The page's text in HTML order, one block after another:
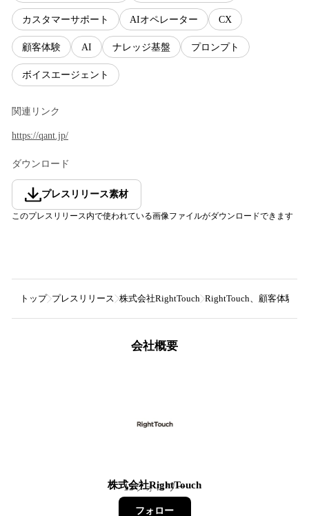
カスタマーサポート AIオペレーター CX
顧客体験 AI ナレッジ基盤 プロンプト
ボイスエージェント
関連リンク
https://qant.jp/
ダウンロード
プレスリリース素材
このプレスリリース内で使われている画像ファイルがダウンロードできます
トップ プレスリリース 株式会社RightTouch RightTouch、顧客体験を
会社概要
株式会社RightTouch
15フォロワー
フォロー